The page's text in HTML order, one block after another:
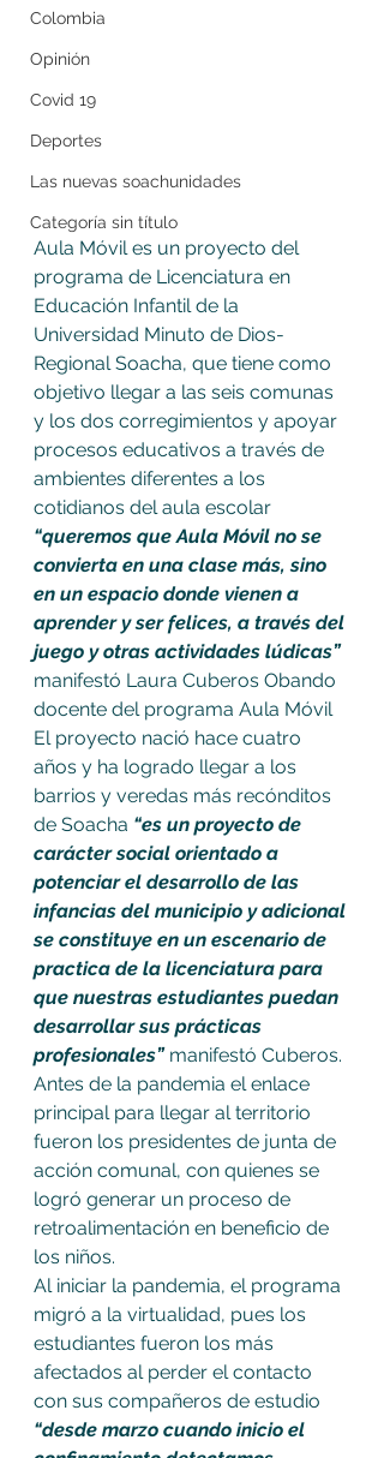
Colombia
Opinión
Covid 19
Deportes
Las nuevas soachunidades
Categoría sin título
Aula Móvil es un proyecto del
programa de Licenciatura en
Educación Infantil de la
Universidad Minuto de Dios-
Regional Soacha, que tiene como
objetivo llegar a las seis comunas
y los dos corregimientos y apoyar
procesos educativos a través de
ambientes diferentes a los
cotidianos del aula escolar
“queremos que Aula Móvil no se
convierta en una clase más, sino
en un espacio donde vienen a
aprender y ser felices, a través del
juego y otras actividades lúdicas”
manifestó Laura Cuberos Obando
docente del programa Aula Móvil
El proyecto nació hace cuatro
años y ha logrado llegar a los
barrios y veredas más recónditos
de Soacha “es un proyecto de
carácter social orientado a
potenciar el desarrollo de las
infancias del municipio y adicional
se constituye en un escenario de
practica de la licenciatura para
que nuestras estudiantes puedan
desarrollar sus prácticas
profesionales” manifestó Cuberos.
Antes de la pandemia el enlace
principal para llegar al territorio
fueron los presidentes de junta de
acción comunal, con quienes se
logró generar un proceso de
retroalimentación en beneficio de
los niños.
Al iniciar la pandemia, el programa
migró a la virtualidad, pues los
estudiantes fueron los más
afectados al perder el contacto
con sus compañeros de estudio
“desde marzo cuando inicio el